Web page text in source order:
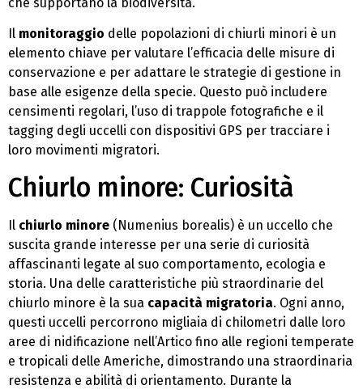
Il monitoraggio delle popolazioni di chiurli minori è un
elemento chiave per valutare l’efficacia delle misure di
conservazione e per adattare le strategie di gestione in
base alle esigenze della specie. Questo può includere
censimenti regolari, l’uso di trappole fotografiche e il
tagging degli uccelli con dispositivi GPS per tracciare i
loro movimenti migratori.
Chiurlo minore: Curiosità
Il chiurlo minore (Numenius borealis) è un uccello che
suscita grande interesse per una serie di curiosità
affascinanti legate al suo comportamento, ecologia e
storia. Una delle caratteristiche più straordinarie del
chiurlo minore è la sua capacità migratoria. Ogni anno,
questi uccelli percorrono migliaia di chilometri dalle loro
aree di nidificazione nell’Artico fino alle regioni temperate
e tropicali delle Americhe, dimostrando una straordinaria
resistenza e abilità di orientamento. Durante la